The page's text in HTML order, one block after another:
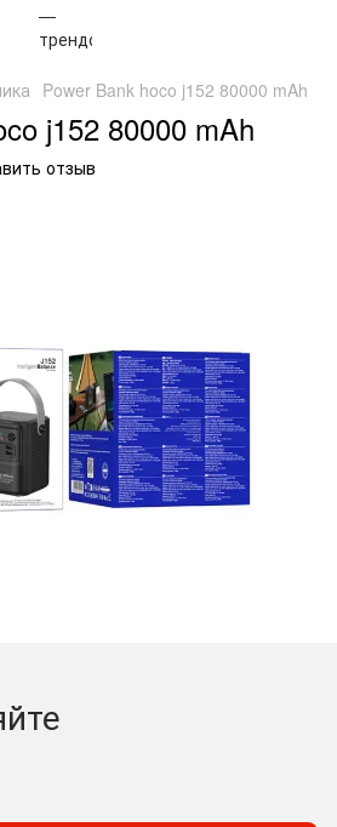
Power Bank hoco j152 80000 mAh
j152 80000 mAh
отзыв